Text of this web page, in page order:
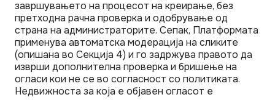
завршувањето на процесот на креирање, без
претходна рачна проверка и одобрување од
страна на администраторите. Сепак, Платформата
применува автоматска модерација на сликите
(опишана во Секција 4) и го задржува правото да
изврши дополнителна проверка и бришење на
огласи кои не се во согласност со политиката.
Недвижноста за која е објавен огласот е